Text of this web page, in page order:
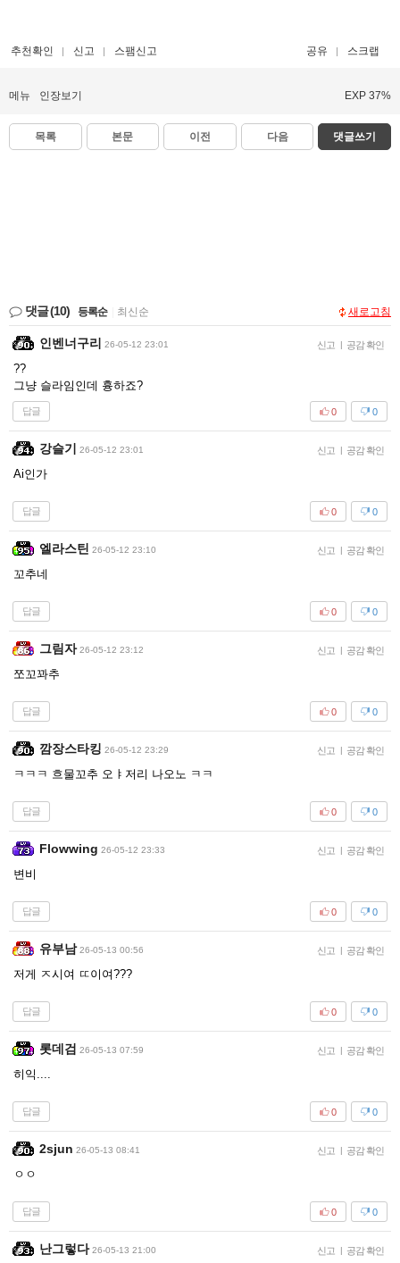
추천확인 신고 스팸신고 공유 스크랩
메뉴 인장보기 EXP 37%
목록 본문 이전 다음 댓글쓰기
댓글(10) 등록순 최신순 새로고침
인벤너구리 26-05-12 23:01 신고 | 공감 확인
??
그냥 슬라임인데 흉하죠?
답글 0
0
강슬기 26-05-12 23:01 신고 | 공감 확인
Ai인가
답글 0
0
엘라스틴 26-05-12 23:10 신고 | 공감 확인
꼬추네
답글 0
0
그림자 26-05-12 23:12 신고 | 공감 확인
쪼꼬꽈추
답글 0
0
깜장스타킹 26-05-12 23:29 신고 | 공감 확인
ㅋㅋㅋ 흐물꼬추 오ㅑ저리 나오노 ㅋㅋ
답글 0
0
Flowwing 26-05-12 23:33 신고 | 공감 확인
변비
답글 0
0
유부남 26-05-13 00:56 신고 | 공감 확인
저게 ㅈ시여 ㄸ이여???
답글 0
0
롯데검 26-05-13 07:59 신고 | 공감 확인
히익....
답글 0
0
2sjun 26-05-13 08:41 신고 | 공감 확인
ㅇㅇ
답글 0
0
난그렇다 26-05-13 21:00 신고 | 공감 확인